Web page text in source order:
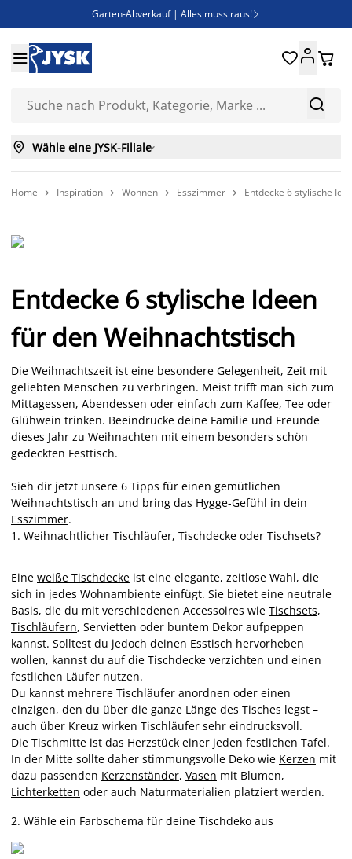
Garten-Abverkauf | Alles muss raus! 
Bist du Unternehmer? Entdecke JYSK-B2B
Esszimmerstuhl ADSLEV um nur 40€


 
 Wähle eine JYSK-Filiale
Home  Inspiration  Wohnen  Esszimmer  Entdecke 6 stylische
Entdecke 6 stylische Ideen
für den Weihnachtstisch
Die Weihnachtszeit ist eine besondere Gelegenheit, Zeit mit
geliebten Menschen zu verbringen. Meist trifft man sich zum
Mittagessen, Abendessen oder einfach zum Kaffee, Tee oder
Glühwein trinken. Beeindrucke deine Familie und Freunde
dieses Jahr zu Weihnachten mit einem besonders schön
gedeckten Festtisch.
Sieh dir jetzt unsere 6 Tipps für einen gemütlichen
Weihnachtstisch an und bring das Hygge-Gefühl in dein
Esszimmer.
1. Weihnachtlicher Tischläufer, Tischdecke oder Tischsets?
Eine weiße Tischdecke ist eine elegante, zeitlose Wahl, die
sich in jedes Wohnambiente einfügt. Sie bietet eine neutrale
Basis, die du mit verschiedenen Accessoires wie Tischsets,
Tischläufern, Servietten oder buntem Dekor aufpeppen
kannst. Solltest du jedoch deinen Esstisch hervorheben
wollen, kannst du auf die Tischdecke verzichten und einen
festlichen Läufer nutzen.
Du kannst mehrere Tischläufer anordnen oder einen
einzigen, den du über die ganze Länge des Tisches legst –
auch über Kreuz wirken Tischläufer sehr eindrucksvoll.
Die Tischmitte ist das Herzstück einer jeden festlichen Tafel.
In der Mitte sollte daher stimmungsvolle Deko wie Kerzen mit
dazu passenden Kerzenständer, Vasen mit Blumen,
Lichterketten oder auch Naturmaterialien platziert werden.
2. Wähle ein Farbschema für deine Tischdeko aus